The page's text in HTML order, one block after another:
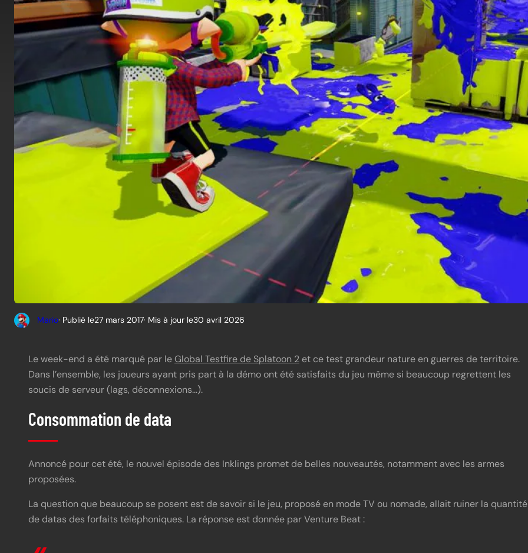
Mario· Publié le27 mars 2017· Mis à jour le30 avril 2026
Le week-end a été marqué par leGlobal Testfire de Splatoon 2 et ce test grandeur nature en guerres de territoire.
Dans l’ensemble, les joueurs ayant pris part à la démo ont été satisfaits du jeu même si beaucoup regrettent les
soucis de serveur (lags, déconnexions…).
Consommation de data
Annoncé pour cet été, le nouvel épisode des Inklings promet de belles nouveautés, notamment avec les armes
proposées.
La question que beaucoup se posent est de savoir si le jeu, proposé en mode TV ou nomade, allait ruiner la quantité
de datas des forfaits téléphoniques. La réponse est donnée par Venture Beat :